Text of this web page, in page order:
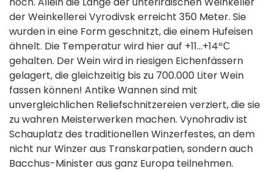
der Weinkellerei Vyrodivsk erreicht 350 Meter. Sie
wurden in eine Form geschnitzt, die einem Hufeisen
ähnelt. Die Temperatur wird hier auf +11…+14ºС
gehalten. Der Wein wird in riesigen Eichenfässern
gelagert, die gleichzeitig bis zu 700.000 Liter Wein
fassen können! Antike Wannen sind mit
unvergleichlichen Reliefschnitzereien verziert, die sie
zu wahren Meisterwerken machen. Vynohradiv ist
Schauplatz des traditionellen Winzerfestes, an dem
nicht nur Winzer aus Transkarpatien, sondern auch
Bacchus-Minister aus ganz Europa teilnehmen.